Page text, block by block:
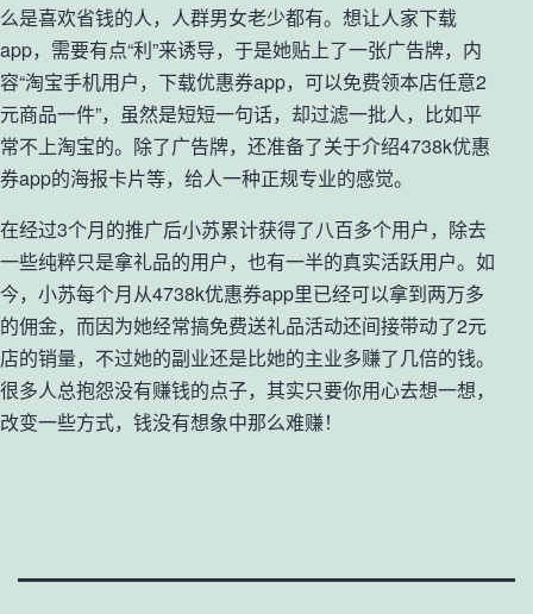
么是喜欢省钱的人，人群男女老少都有。想让人家下载
app，需要有点“利”来诱导，于是她贴上了一张广告牌，内
容“淘宝手机用户，下载优惠券app，可以免费领本店任意2
元商品一件”，虽然是短短一句话，却过滤一批人，比如平
常不上淘宝的。除了广告牌，还准备了关于介绍4738k优惠
券app的海报卡片等，给人一种正规专业的感觉。
在经过3个月的推广后小苏累计获得了八百多个用户，除去
一些纯粹只是拿礼品的用户，也有一半的真实活跃用户。如
今，小苏每个月从4738k优惠券app里已经可以拿到两万多
的佣金，而因为她经常搞免费送礼品活动还间接带动了2元
店的销量，不过她的副业还是比她的主业多赚了几倍的钱。
很多人总抱怨没有赚钱的点子，其实只要你用心去想一想，
改变一些方式，钱没有想象中那么难赚！